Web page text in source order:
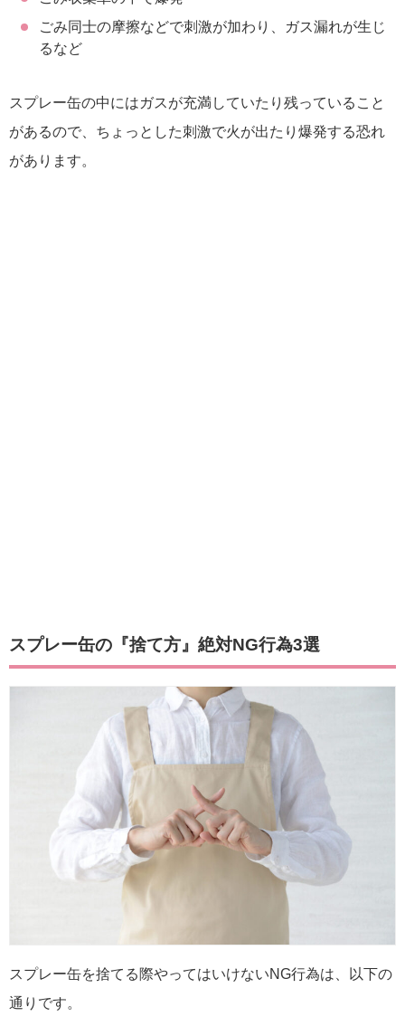
ごみ同士の摩擦などで刺激が加わり、ガス漏れが生じ
るなど
スプレー缶の中にはガスが充満していたり残っていること
があるので、ちょっとした刺激で火が出たり爆発する恐れ
があります。
スプレー缶の『捨て方』絶対NG行為3選
スプレー缶を捨てる際やってはいけないNG行為は、以下の
通りです。